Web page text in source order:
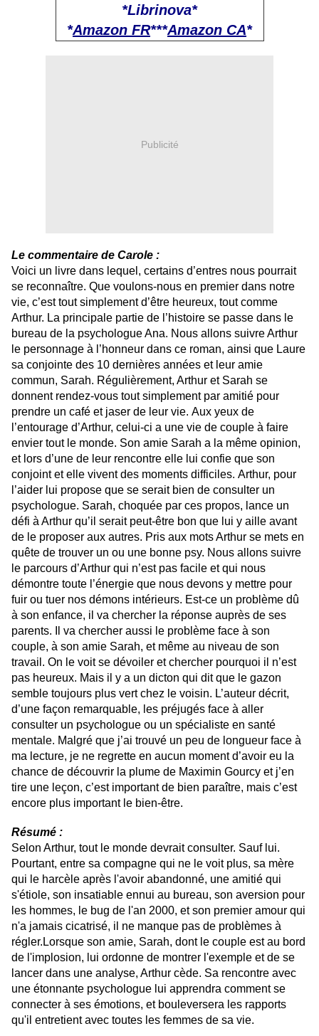
*Librinova*
*Amazon FR***Amazon CA*
Publicité
Le commentaire de Carole :
Voici un livre dans lequel, certains d’entres nous pourrait
se reconnaître. Que voulons-nous en premier dans notre
vie, c’est tout simplement d’être heureux, tout comme
Arthur. La principale partie de l’histoire se passe dans le
bureau de la psychologue Ana. Nous allons suivre Arthur
le personnage à l’honneur dans ce roman, ainsi que Laure
sa conjointe des 10 dernières années et leur amie
commun, Sarah. Régulièrement, Arthur et Sarah se
donnent rendez-vous tout simplement par amitié pour
prendre un café et jaser de leur vie. Aux yeux de
l’entourage d’Arthur, celui-ci a une vie de couple à faire
envier tout le monde. Son amie Sarah a la même opinion,
et lors d’une de leur rencontre elle lui confie que son
conjoint et elle vivent des moments difficiles. Arthur, pour
l’aider lui propose que se serait bien de consulter un
psychologue. Sarah, choquée par ces propos, lance un
défi à Arthur qu’il serait peut-être bon que lui y aille avant
de le proposer aux autres. Pris aux mots Arthur se mets en
quête de trouver un ou une bonne psy. Nous allons suivre
le parcours d’Arthur qui n’est pas facile et qui nous
démontre toute l’énergie que nous devons y mettre pour
fuir ou tuer nos démons intérieurs. Est-ce un problème dû
à son enfance, il va chercher la réponse auprès de ses
parents. Il va chercher aussi le problème face à son
couple, à son amie Sarah, et même au niveau de son
travail. On le voit se dévoiler et chercher pourquoi il n’est
pas heureux. Mais il y a un dicton qui dit que le gazon
semble toujours plus vert chez le voisin. L’auteur décrit,
d’une façon remarquable, les préjugés face à aller
consulter un psychologue ou un spécialiste en santé
mentale. Malgré que j’ai trouvé un peu de longueur face à
ma lecture, je ne regrette en aucun moment d’avoir eu la
chance de découvrir la plume de Maximin Gourcy et j’en
tire une leçon, c’est important de bien paraître, mais c’est
encore plus important le bien-être.
Résumé :
Selon Arthur, tout le monde devrait consulter. Sauf lui.
Pourtant, entre sa compagne qui ne le voit plus, sa mère
qui le harcèle après l'avoir abandonné, une amitié qui
s'étiole, son insatiable ennui au bureau, son aversion pour
les hommes, le bug de l'an 2000, et son premier amour qui
n'a jamais cicatrisé, il ne manque pas de problèmes à
régler.Lorsque son amie, Sarah, dont le couple est au bord
de l'implosion, lui ordonne de montrer l'exemple et de se
lancer dans une analyse, Arthur cède. Sa rencontre avec
une étonnante psychologue lui apprendra comment se
connecter à ses émotions, et bouleversera les rapports
qu'il entretient avec toutes les femmes de sa vie.